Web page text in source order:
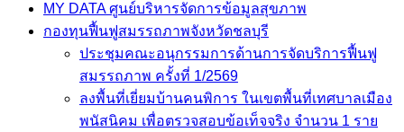
MY DATA ศูนย์บริหารจัดการข้อมูลสุขภาพ
กองทุนฟื้นฟูสมรรถภาพจังหวัดชลบุรี
ประชุมคณะอนุกรรมการด้านการจัดบริการฟื้นฟู
สมรรถภาพ ครั้งที่ 1/2569
ลงพื้นที่เยี่ยมบ้านคนพิการ ในเขตพื้นที่เทศบาลเมือง
พนัสนิคม เพื่อตรวจสอบข้อเท็จจริง จำนวน 1 ราย